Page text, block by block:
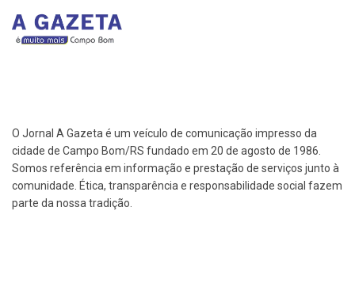
O Jornal A Gazeta é um veículo de comunicação impresso da
cidade de Campo Bom/RS fundado em 20 de agosto de 1986.
Somos referência em informação e prestação de serviços junto à
comunidade. Ética, transparência e responsabilidade social fazem
parte da nossa tradição.